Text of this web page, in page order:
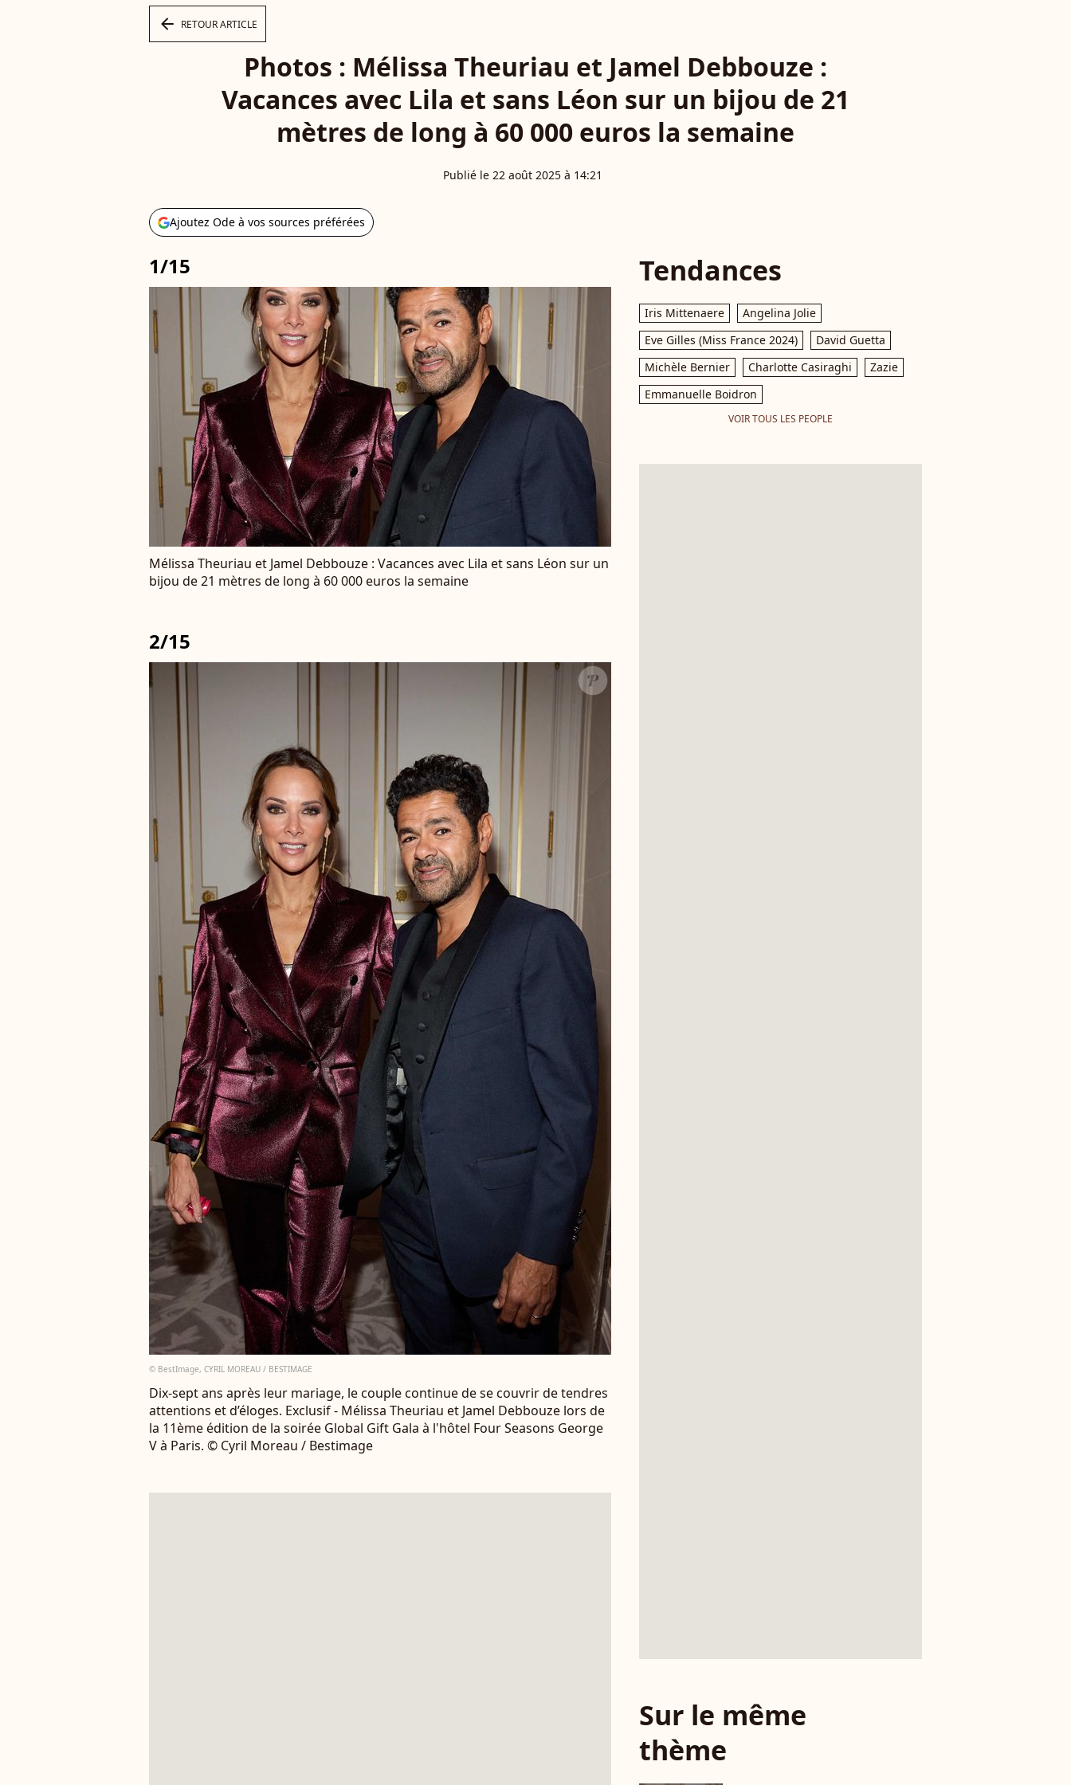
arrow_left RETOUR ARTICLE
Photos : Mélissa Theuriau et Jamel Debbouze :
Vacances avec Lila et sans Léon sur un bijou de 21
mètres de long à 60 000 euros la semaine
Publié le 22 août 2025 à 14:21
Ajoutez Ode à vos sources préférées
1/15
Mélissa Theuriau et Jamel Debbouze : Vacances avec Lila et sans Léon sur un
bijou de 21 mètres de long à 60 000 euros la semaine
2/15
© BestImage, CYRIL MOREAU / BESTIMAGE
Dix-sept ans après leur mariage, le couple continue de se couvrir de tendres
attentions et d’éloges. Exclusif - Mélissa Theuriau et Jamel Debbouze lors de
la 11ème édition de la soirée Global Gift Gala à l'hôtel Four Seasons George
V à Paris. © Cyril Moreau / Bestimage
Tendances
Iris Mittenaere
Angelina Jolie
Eve Gilles (Miss France 2024)
David Guetta
Michèle Bernier
Charlotte Casiraghi
Zazie
Emmanuelle Boidron
VOIR TOUS LES PEOPLE
Sur le même
thème